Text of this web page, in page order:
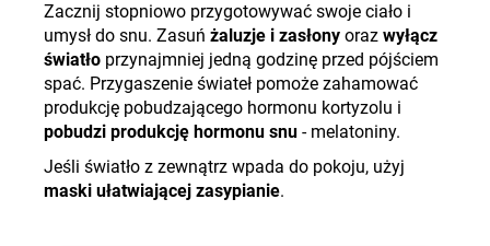
Zacznij stopniowo przygotowywać swoje ciało i
umysł do snu. Zasuń żaluzje i zasłony oraz wyłącz
światło przynajmniej jedną godzinę przed pójściem
spać. Przygaszenie świateł pomoże zahamować
produkcję pobudzającego hormonu kortyzolu i
pobudzi produkcję hormonu snu - melatoniny.
Jeśli światło z zewnątrz wpada do pokoju, użyj
maski ułatwiającej zasypianie.